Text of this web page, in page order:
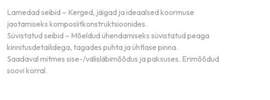
Lamedad seibid – Kerged, jäigad ja ideaalsed koormuse
jaotamiseks komposiitkonstruktsioonides.
Süvistatud seibid – Mõeldud ühendamiseks süvistatud peaga
kinnitusdetailidega, tagades puhta ja ühtlase pinna.
Saadaval mitmes sise-/välisläbimõõdus ja paksuses. Erimõõdud
soovi korral.